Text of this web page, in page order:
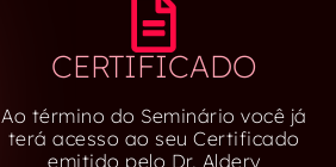
CERTIFICADO
Ao término do Seminário você já
terá acesso ao seu Certificado
emitido pelo Dr. Aldery